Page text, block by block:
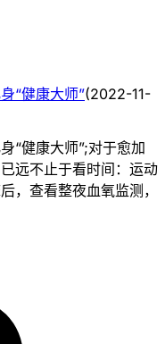
“健康大师”(2022-11-
“健康大师”;对于愈加
远不止于看时间：运动
，查看整夜血氧监测，